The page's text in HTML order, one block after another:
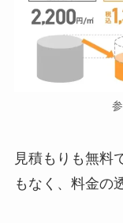
見積もりも無料
もなく、料金の